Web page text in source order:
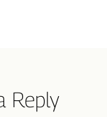
Reply